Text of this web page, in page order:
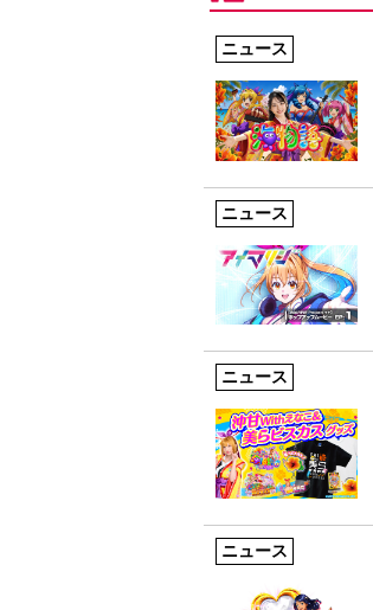
ニュース
ニュース
ニュース
ニュース